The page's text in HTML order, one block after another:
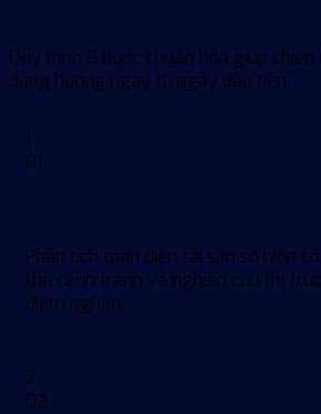
Quy trình 6 bước chuẩn hóa giúp chiến
đúng hướng ngay từ ngày đầu tiên.
1
01
Phân tích toàn diện tài sản số hiện
thủ cạnh tranh và nghiên cứu thị
điểm nghẽn.
2
02